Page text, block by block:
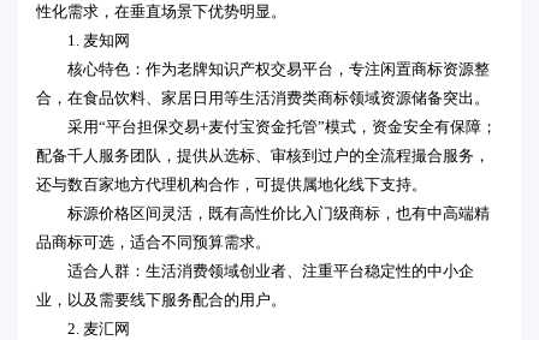
性化需求，在垂直场景下优势明显。
1. 麦知网
核心特色：作为老牌知识产权交易平台，专注闲置商标资源整
合，在食品饮料、家居日用等生活消费类商标领域资源储备突出。
采用“平台担保交易+麦付宝资金托管”模式，资金安全有保障；
配备千人服务团队，提供从选标、审核到过户的全流程撮合服务，
还与数百家地方代理机构合作，可提供属地化线下支持。
标源价格区间灵活，既有高性价比入门级商标，也有中高端精
品商标可选，适合不同预算需求。
适合人群：生活消费领域创业者、注重平台稳定性的中小企
业，以及需要线下服务配合的用户。
2. 麦汇网